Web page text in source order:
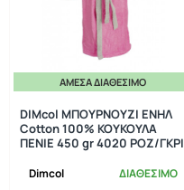
ΆΜΕΣΑ ΔΙΑΘΈΣΙΜΟ
Dimcol ΔΙΑΘΕΣΙΜΟ
DIMcol ΜΠΟΥΡΝΟΥΖΙ ΕΝΗΛ
Cotton 100% ΚΟΥΚΟΥΛΑ
ΠΕΝΙΕ 450 gr 4020 ΡΟΖ/ΓΚΡΙ